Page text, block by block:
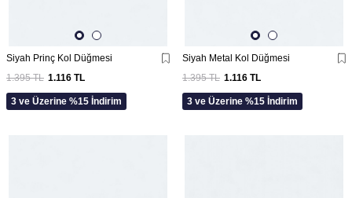
Siyah Prinç Kol Düğmesi
1.395TL 1.116 TL
3 ve Üzerine %15 İndirim
Siyah Metal Kol Düğmesi
1.395TL 1.116 TL
3 ve Üzerine %15 İndirim